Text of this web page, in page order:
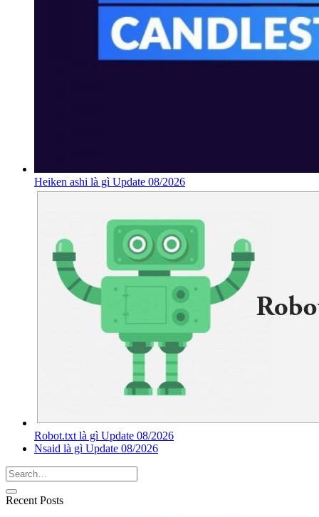
Heiken ashi là gì Update 08/2026
Robot.txt là gì Update 08/2026
Nsaid là gì Update 08/2026
Recent Posts